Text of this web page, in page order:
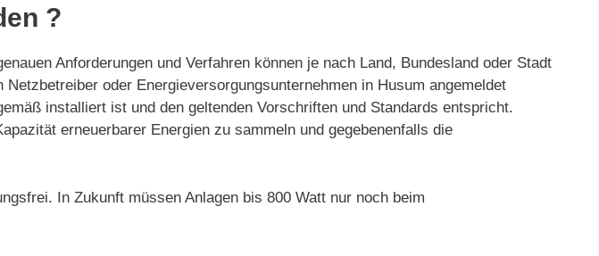
?
Anforderungen und Verfahren können je nach Land, Bundesland oder Stadt
oder Energieversorgungsunternehmen in Husum angemeldet
installiert ist und den geltenden Vorschriften und Standards entspricht.
erneuerbarer Energien zu sammeln und gegebenenfalls die
In Zukunft müssen Anlagen bis 800 Watt nur noch beim